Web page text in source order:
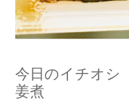
今日のイチオシ
姜煮